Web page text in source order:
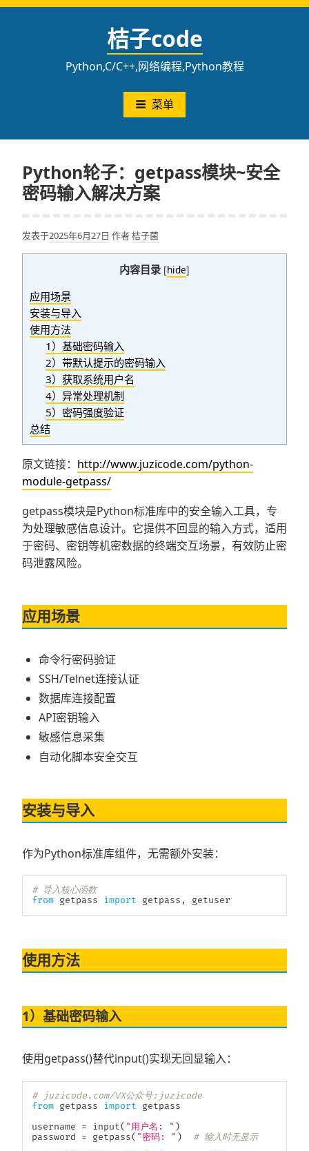
跳
桔子code
Python,C/C++,网络编程,Python教程
菜单
Python轮子：getpass模块~安全
密码输入解决方案
发表于2025年6月27日 作者桔子菌
内容目录 [hide]
应用场景
安装与导入
使用方法
1）基础密码输入
2）带默认提示的密码输入
3）获取系统用户名
4）异常处理机制
5）密码强度验证
总结
原文链接： http://www.juzicode.com/python-
module-getpass/
getpass模块是Python标准库中的安全输入工具，专
为处理敏感信息设计。它提供不回显的输入方式，适用
于密码、密钥等机密数据的终端交互场景，有效防止密
码泄露风险。
应用场景
命令行密码验证
SSH/Telnet连接认证
数据库连接配置
API密钥输入
敏感信息采集
自动化脚本安全交互
安装与导入
作为Python标准库组件，无需额外安装：
# 导入核心函数
from getpass import getpass , getuser
使用方法
1）基础密码输入
使用getpass()替代input()实现无回显输入：
# juzicode.com/VX公众号:juzicode
from getpass import getpass
username = input( "用户名: " )
password = getpass( "密码: " )
# 输入时无显示